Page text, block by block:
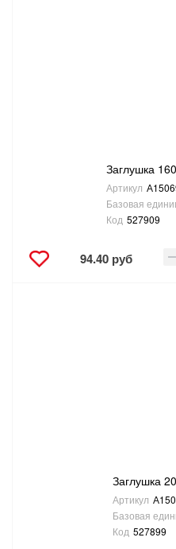
Заглушка
Артикул
Базовая
Код 527909
94.40 руб
Заглушка
Артикул
Базовая
Код 527899